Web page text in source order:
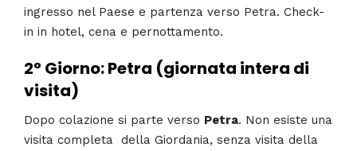
ingresso nel Paese e partenza verso Petra. Check-
in in hotel, cena e pernottamento.
2° Giorno: Petra (giornata intera di
visita)
Dopo colazione si parte verso Petra. Non esiste una
visita completa della Giordania, senza visita della